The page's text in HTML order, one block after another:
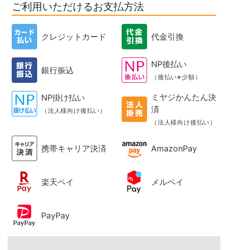
ご利用いただけるお支払方法
クレジットカード 代金引換
銀行振込
NP後払い
（後払い※少額）
NP掛け払い
（法人様向け後払い）
ミヤジかんたん決
済
（法人様向け後払い）
携帯キャリア決済 AmazonPay
楽天ペイ メルペイ
PayPay